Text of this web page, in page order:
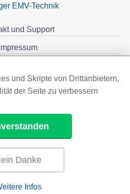
EMV-Technik
und Support
Impressum
und Skripte von Drittanbietern,
der Seite zu verbessern
Danke
Infos